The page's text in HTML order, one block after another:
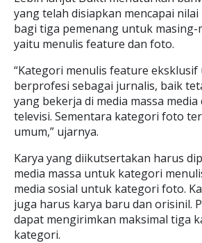
yang telah disiapkan mencapai nilai
bagi tiga pemenang untuk
yaitu menulis feature dan foto.
“Kategori menulis feature
berprofesi sebagai jurnalis, baik
yang bekerja di media massa
televisi. Sementara kategori foto
umum,” ujarnya.
Karya yang diikutsertakan harus
media massa untuk kategori
media sosial untuk kategori foto.
juga harus karya baru dan orisinil.
dapat mengirimkan maksimal tiga
kategori.